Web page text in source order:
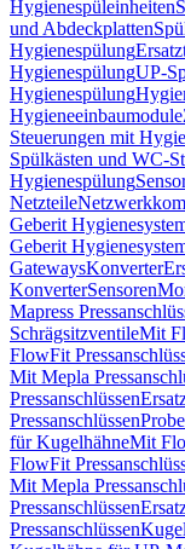
Hygienespüleinheiten
und Abdeckplatten
Hygienespülung
HygienespülungUP-
Hygienespülung
Hygieneeinbaumodule
Steuerungen mit
Spülkästen und WC-
Hygienespülung
Netzteile
Geberit
Geberit
GatewaysKonverter
KonverterSensoren
Mapress
SchrägsitzventileMit
FlowFit
Mit Mepla
Pressanschlüssen
Pressanschlüssen
für KugelhähneMit
FlowFit
Mit Mepla
Pressanschlüssen
Pressanschlüssen